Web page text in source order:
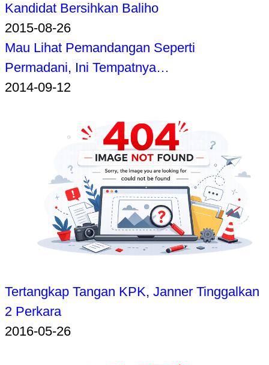
Kandidat Bersihkan Baliho
2015-08-26
Mau Lihat Pemandangan Seperti
Permadani, Ini Tempatnya…
2014-09-12
Tertangkap Tangan KPK, Janner Tinggalkan
2 Perkara
2016-05-26